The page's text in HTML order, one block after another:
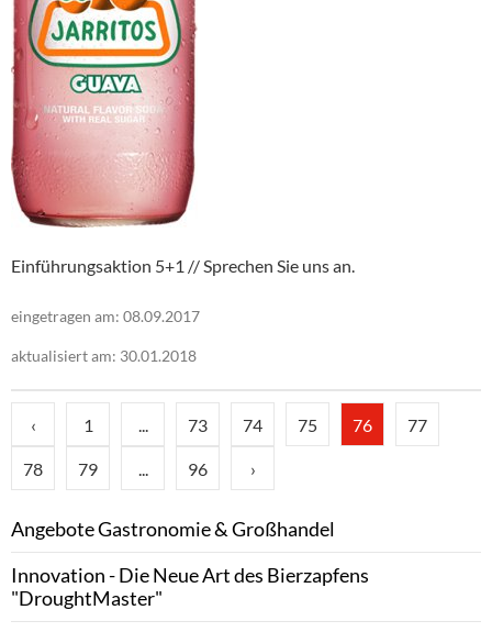
Einführungsaktion 5+1 // Sprechen Sie uns an.
eingetragen am: 08.09.2017
aktualisiert am: 30.01.2018
‹ 1 ... 73 74 75 76 77
78 79 ... 96 ›
Angebote Gastronomie & Großhandel
Innovation - Die Neue Art des Bierzapfens
"DroughtMaster"